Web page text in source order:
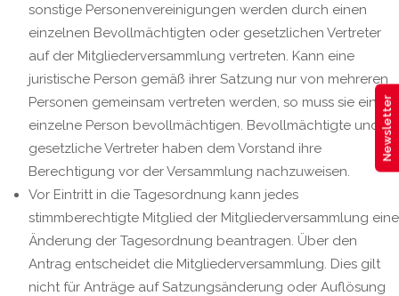
Newsletter
sonstige Personenvereinigungen werden durch einen
einzelnen Bevollmächtigten oder gesetzlichen Vertreter
auf der Mitgliederversammlung vertreten. Kann eine
juristische Person gemäß ihrer Satzung nur von mehreren
Personen gemeinsam vertreten werden, so muss sie eine
einzelne Person bevollmächtigen. Bevollmächtigte und
gesetzliche Vertreter haben dem Vorstand ihre
Berechtigung vor der Versammlung nachzuweisen.
Vor Eintritt in die Tagesordnung kann jedes
stimmberechtigte Mitglied der Mitgliederversammlung eine
Änderung der Tagesordnung beantragen. Über den
Antrag entscheidet die Mitgliederversammlung. Dies gilt
nicht für Anträge auf Satzungsänderung oder Auflösung